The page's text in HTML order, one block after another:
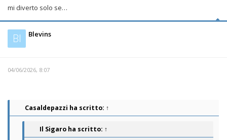
mi diverto solo se…
Bl Blevins
04/06/2026, 8:07
Casaldepazzi ha scritto: ↑
Il Sigaro ha scritto: ↑